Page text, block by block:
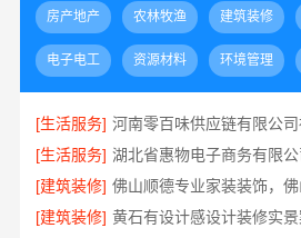
房产地产 农林牧渔 建筑装修
电子电工 资源材料 环境管理
[生活服务]
[生活服务]
[建筑装修]
[建筑装修]